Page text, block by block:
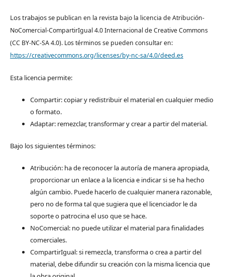
Los trabajos se publican en la revista bajo la licencia de Atribución-
NoComercial-CompartirIgual 4.0 Internacional de Creative Commons
(CC BY-NC-SA 4.0). Los términos se pueden consultar en:
https://creativecommons.org/licenses/by-nc-sa/4.0/deed.es
Esta licencia permite:
Compartir: copiar y redistribuir el material en cualquier medio
o formato.
Adaptar: remezclar, transformar y crear a partir del material.
Bajo los siguientes términos:
Atribución: ha de reconocer la autoría de manera apropiada,
proporcionar un enlace a la licencia e indicar si se ha hecho
algún cambio. Puede hacerlo de cualquier manera razonable,
pero no de forma tal que sugiera que el licenciador le da
soporte o patrocina el uso que se hace.
NoComercial: no puede utilizar el material para finalidades
comerciales.
CompartirIgual: si remezcla, transforma o crea a partir del
material, debe difundir su creación con la misma licencia que